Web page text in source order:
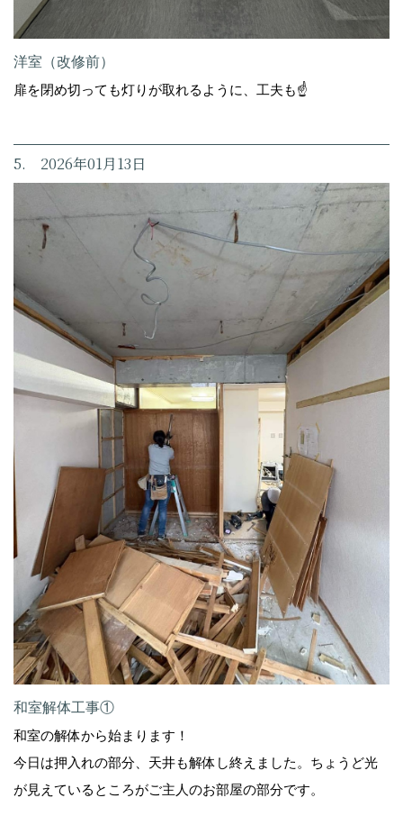
洋室（改修前）
扉を閉め切っても灯りが取れるように、工夫も☝️
5. 2026年01月13日
和室解体工事①
和室の解体から始まります！
今日は押入れの部分、天井も解体し終えました。ちょうど光
が見えているところがご主人のお部屋の部分です。